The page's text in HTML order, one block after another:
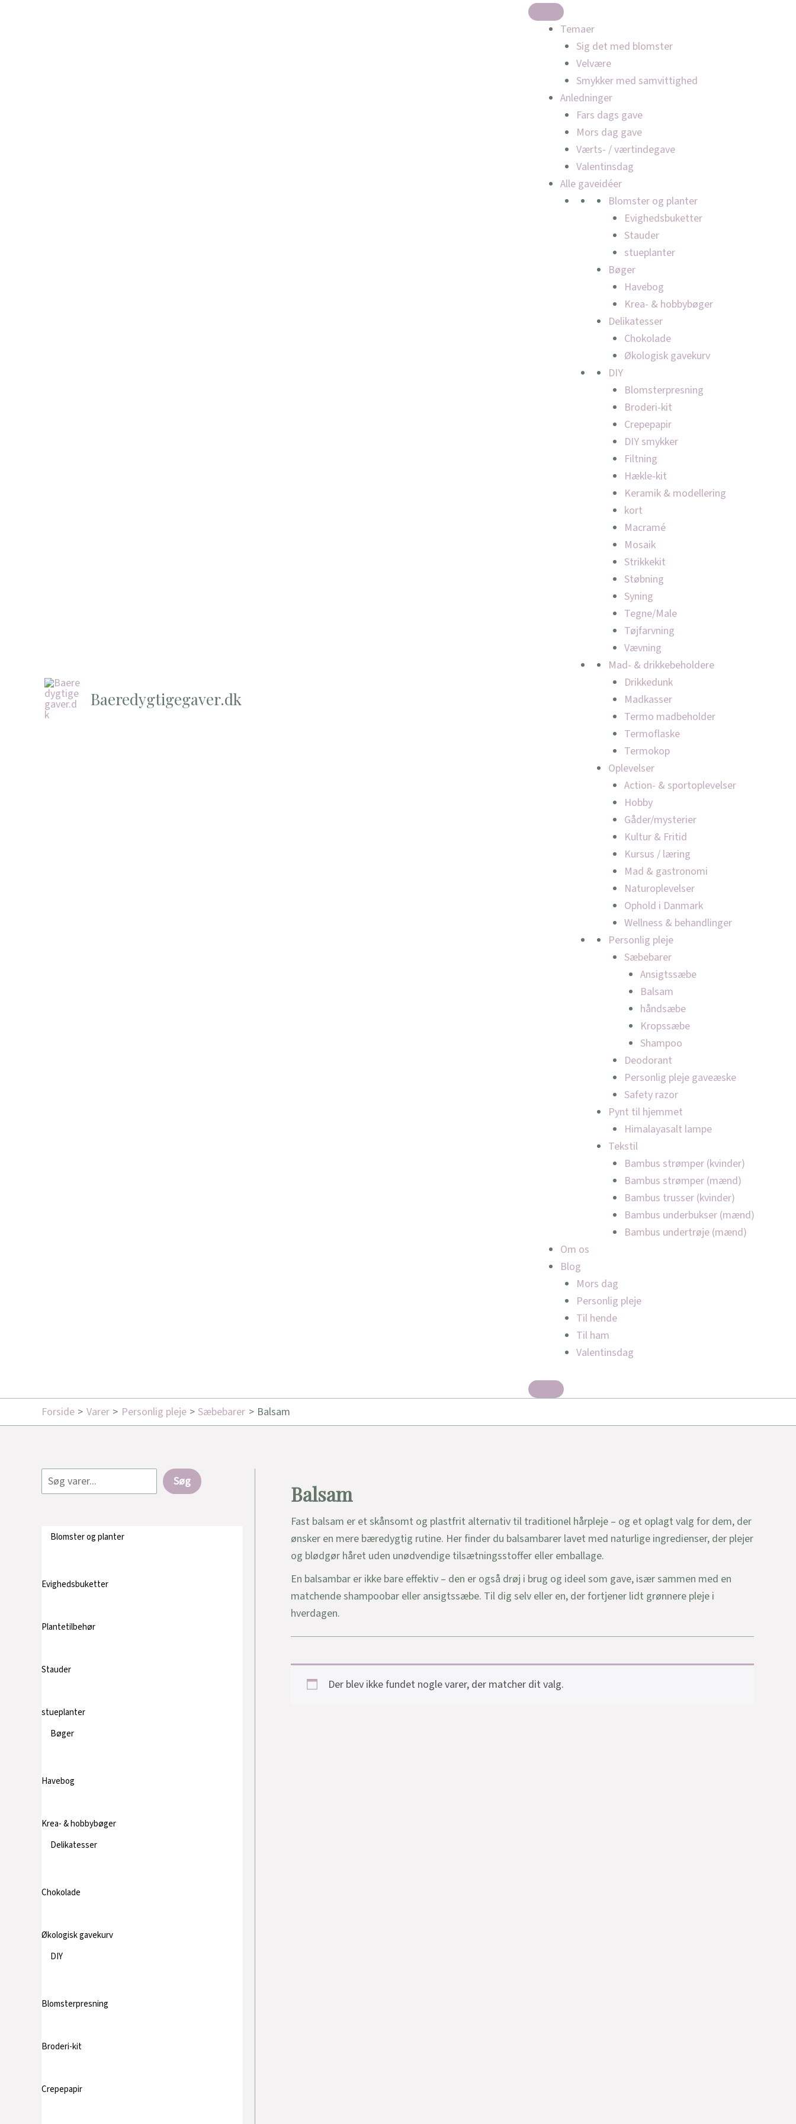
Baeredygtigegaver.dk
Temaer
Sig det med blomster
Velvære
Smykker med samvittighed
Anledninger
Fars dags gave
Mors dag gave
Værts- / værtindegave
Valentinsdag
Alle gaveidéer
Blomster og planter
Evighedsbuketter
Stauder
stueplanter
Bøger
Havebog
Krea- & hobbybøger
Delikatesser
Chokolade
Økologisk gavekurv
DIY
Blomsterpresning
Broderi-kit
Crepepapir
DIY smykker
Filtning
Hækle-kit
Keramik & modellering
kort
Macramé
Mosaik
Strikkekit
Støbning
Syning
Tegne/Male
Tøjfarvning
Vævning
Mad- & drikkebeholdere
Drikkedunk
Madkasser
Termo madbeholder
Termoflaske
Termokop
Oplevelser
Action- & sportoplevelser
Hobby
Gåder/mysterier
Kultur & Fritid
Kursus / læring
Mad & gastronomi
Naturoplevelser
Ophold i Danmark
Wellness & behandlinger
Personlig pleje
Sæbebarer
Ansigtssæbe
Balsam
håndsæbe
Kropssæbe
Shampoo
Deodorant
Personlig pleje gaveæske
Safety razor
Pynt til hjemmet
Himalayasalt lampe
Tekstil
Bambus strømper (kvinder)
Bambus strømper (mænd)
Bambus trusser (kvinder)
Bambus underbukser (mænd)
Bambus undertrøje (mænd)
Om os
Blog
Mors dag
Personlig pleje
Til hende
Til ham
Valentinsdag
Forside Varer Personlig pleje Sæbebarer Balsam
Søg
Blomster og planter
Evighedsbuketter
Plantetilbehør
Stauder
stueplanter
Bøger
Havebog
Krea- & hobbybøger
Delikatesser
Chokolade
Økologisk gavekurv
DIY
Blomsterpresning
Broderi-kit
Crepepapir
Balsam
Fast balsam er et skånsomt og plastfrit alternativ til traditionel hårpleje – og et oplagt valg for dem, der
ønsker en mere bæredygtig rutine. Her finder du balsambarer lavet med naturlige ingredienser, der plejer
og blødgør håret uden unødvendige tilsætningsstoffer eller emballage.
En balsambar er ikke bare effektiv – den er også drøj i brug og ideel som gave, især sammen med en
matchende shampoobar eller ansigtssæbe. Til dig selv eller en, der fortjener lidt grønnere pleje i
hverdagen.
Der blev ikke fundet nogle varer, der matcher dit valg.